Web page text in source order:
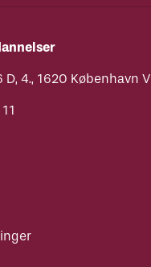
4., 1620 København V